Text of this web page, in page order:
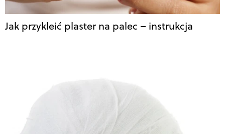
Jak przykleić plaster na palec – instrukcja